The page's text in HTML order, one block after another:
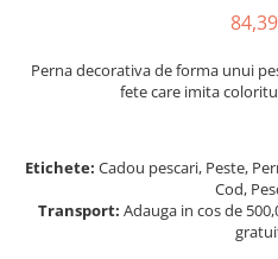
Perna decorativa de forma unui
fete care imita
Etichete: Cadou pescari, Peste,
Cod,
Transport: Adauga in cos de